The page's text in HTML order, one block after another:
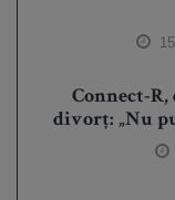
Connect-
divorț: „Nu